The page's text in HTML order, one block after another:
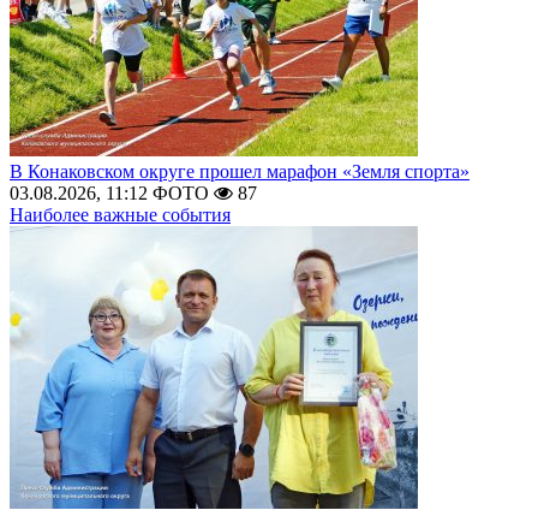
В Конаковском округе прошел марафон «Земля спорта»
03.08.2026, 11:12 ФОТО
87
Наиболее важные события